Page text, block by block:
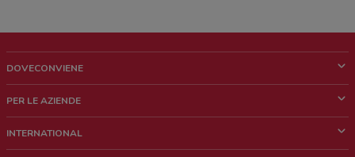
DOVECONVIENE
Chi siamo
PER LE AZIENDE
Richieste commerciali e marketing
INTERNATIONAL